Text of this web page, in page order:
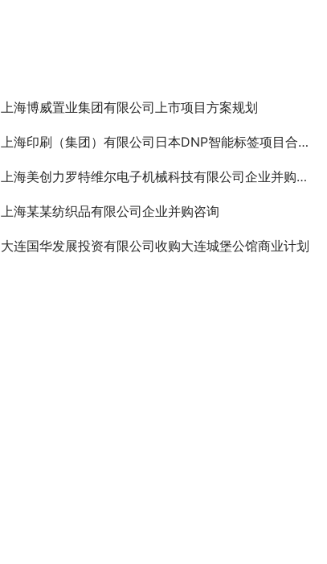
上海博威置业集团有限公司上市项目方案规划
上海印刷（集团）有限公司日本DNP智能标签项目合资方案
上海美创力罗特维尔电子机械科技有限公司企业并购咨询
上海某某纺织品有限公司企业并购咨询
大连国华发展投资有限公司收购大连城堡公馆商业计划